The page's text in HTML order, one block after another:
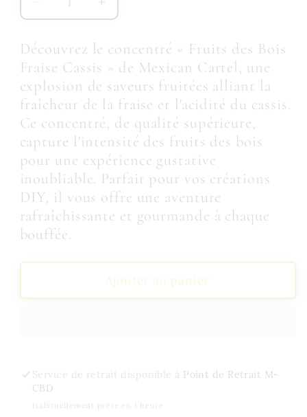
Réduire
la
quantité
de
Concentré
Fruits
des
Bois
Cassis
10
ml
-
Mexican
Cartel
Augmenter
la
de
Concentré
Fruits
des
Bois
Fraise
Cassis
10
ml
-
Mexican
Découvrez le concentré « Fruits des Bois
Fraise Cassis » de Mexican Cartel, une
explosion de saveurs fruitées alliant la
fraîcheur de la fraise et l'acidité du cassis.
Ce concentré, de qualité supérieure,
capture l'intensité des fruits des bois
pour une expérience gustative
inoubliable. Parfait pour vos créations
DIY, il vous offre une aventure
rafraîchissante et gourmande à chaque
bouffée.
Ajouter au panier
Service de retrait disponible à Point de Retrait M-
CBD
Habituellement prête en 1 heure